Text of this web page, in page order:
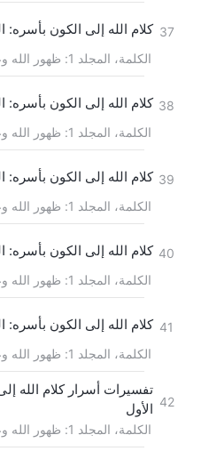
37 كلام الله إلى الكون
الكلمة، المجلد 1: ظهور الله وعمله (مختارات)
38 كلام الله إلى الكون
الكلمة، المجلد 1: ظهور الله وعمله (مختارات)
39 كلام الله إلى الكون بأسره:
الكلمة، المجلد 1: ظهور الله وعمله (مختارات)
40 كلام الله إلى الكون بأسره:
الكلمة، المجلد 1: ظهور الله وعمله (مختارات)
41 كلام الله إلى الكون بأسره:
الكلمة، المجلد 1: ظهور الله وعمله (مختارات)
42
تفسيرات أسرار كلام الله
الأول
الكلمة، المجلد 1: ظهور الله وعمله (مختارات)